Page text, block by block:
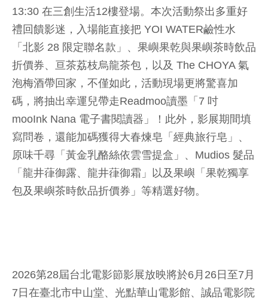
13:30 在三創生活12樓登場。本次活動祭出多重好
禮回饋影迷，入場能直接把 YOI WATER鹼性水
「北影 28 限定聯名款」、果嶼果乾與果嶼茶時飲品
折價券、亘茶荔枝烏龍茶包，以及 The CHOYA 氣
泡梅酒帶回家，不僅如此，活動現場更將驚喜加
碼，將抽出幸運兒帶走Readmoo讀墨「7 吋
mooInk Nana 電子書閱讀器」！此外，影展期間填
寫問卷，還能加碼獲得大春煉皂「經典旅行皂」、
原味千尋「黃金乳酪絲依雲雪提盒」、Mudios 髮品
「龍井葎御露、龍井葎御霜」以及果嶼「果乾獨享
包及果嶼茶時飲品折價券」等精選好物。
2026第28屆台北電影節影展放映將於6月26日至7月
7日在臺北市中山堂、光點華山電影館、誠品電影院